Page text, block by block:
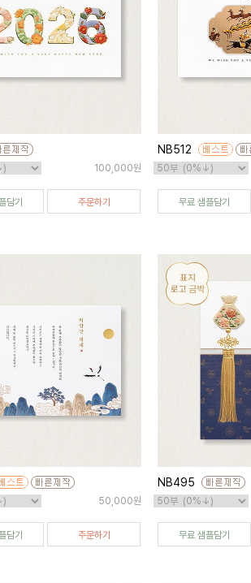
100,000원
담기 주문하기
NB512
무료 샘플담기
50,000원
담기 주문하기
NB495
무료 샘플담기